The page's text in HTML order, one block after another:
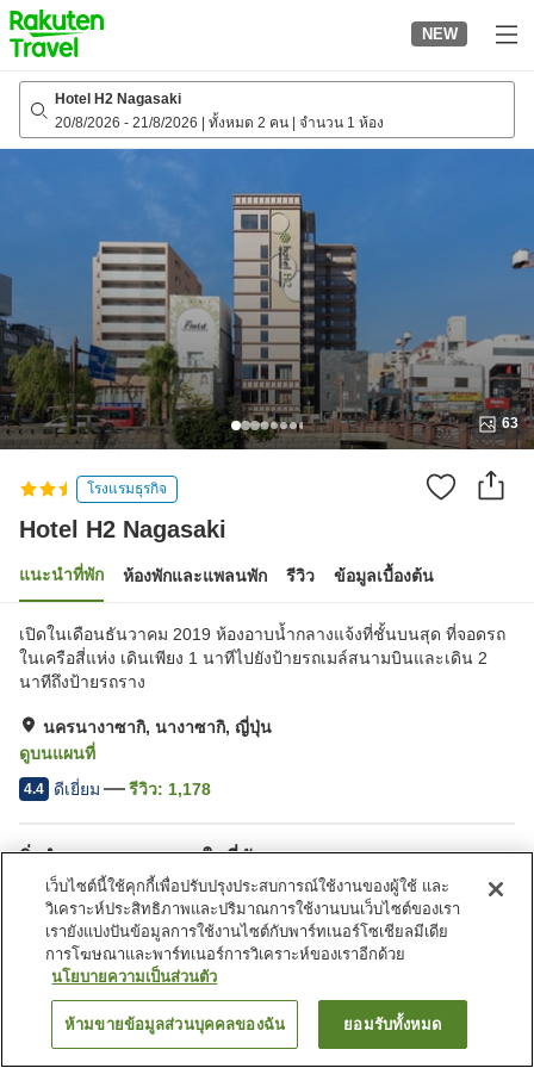
to
top
page
NEW
Hotel H2 Nagasaki
20/8/2026 - 21/8/2026 ทั้งหมด 2 คน จำนวน 1 ห้อง
63
โรงแรมธุรกิจ
Hotel H2 Nagasaki
แนะนำที่พัก ห้องพักและแพลนพัก รีวิว ข้อมูลเบื้องต้น
เปิดในเดือนธันวาคม 2019 ห้องอาบน้ำกลางแจ้งที่ชั้นบนสุด ที่จอดรถ
ในเครือสี่แห่ง เดินเพียง 1 นาทีไปยังป้ายรถเมล์สนามบินและเดิน 2
นาทีถึงป้ายรถราง
นครนางาซากิ, นางาซากิ, ญี่ปุ่น
ดูบนแผนที่
4.4 ดีเยี่ยม รีวิว: 1,178
สิ่งอำนวยความสะดวกในที่พัก
สปา/บิวตี้ซาลอน
ตู้จำหน่ายอัตโนมัติ
ห้องอาบน้ำเปิดโล่ง (ไม่มี
บ่อน้ำพุร้อน)
ห้องอาบน้ำใหญ่
หน้าแรก ญี่ปุ่น นางาซากิ นครนางาซากิ Hotel H2 Nagasaki
ค้นหาห้องพัก
เว็บไซต์นี้ใช้คุกกี้เพื่อปรับปรุงประสบการณ์ใช้งานของผู้ใช้ และ
วิเคราะห์ประสิทธิภาพและปริมาณการใช้งานบนเว็บไซต์ของเรา
เรายังแบ่งปันข้อมูลการใช้งานไซต์กับพาร์ทเนอร์โซเชียลมีเดีย
การโฆษณาและพาร์ทเนอร์การวิเคราะห์ของเราอีกด้วย
นโยบายความเป็นส่วนตัว
ห้ามขายข้อมูลส่วนบุคคลของฉัน ยอมรับทั้งหมด